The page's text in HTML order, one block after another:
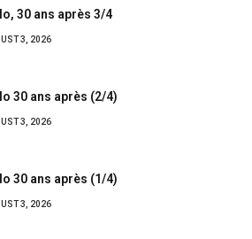
30 ans après 3/4
3, 2026
30 ans après (2/4)
3, 2026
30 ans après (1/4)
3, 2026